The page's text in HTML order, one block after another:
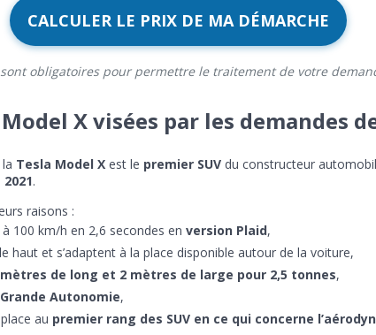
CALCULER LE PRIX DE MA DÉMARCHE
obligatoires pour permettre le traitement de votre
X visées par les demandes
Tesla Model X est le premier SUV du constructeur
2021.
raisons :
100 km/h en 2,6 secondes en version Plaid,
haut et s’adaptent à la place disponible autour de la voiture,
de long et 2 mètres de large pour 2,5 tonnes,
Autonomie,
au premier rang des SUV en ce qui concerne